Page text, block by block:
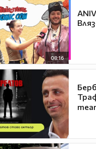
08:16